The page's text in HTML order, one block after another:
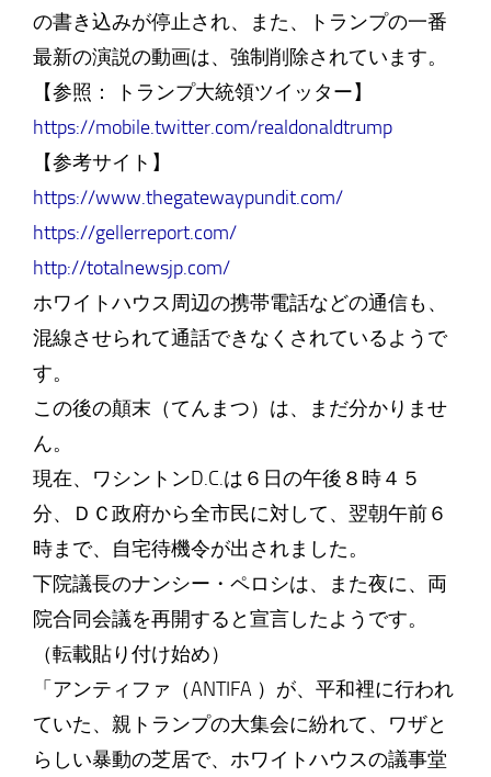
の書き込みが停止され、また、トランプの一番
最新の演説の動画は、強制削除されています。
【参照： トランプ大統領ツイッター】
https://mobile.twitter.com/realdonaldtrump
【参考サイト】
https://www.thegatewaypundit.com/
https://gellerreport.com/
http://totalnewsjp.com/
ホワイトハウス周辺の携帯電話などの通信も、
混線させられて通話できなくされているようで
す。
この後の顛末（てんまつ）は、まだ分かりませ
ん。
現在、ワシントンD.C.は６日の午後８時４５
分、ＤＣ政府から全市民に対して、翌朝午前６
時まで、自宅待機令が出されました。
下院議長のナンシー・ペロシは、また夜に、両
院合同会議を再開すると宣言したようです。
（転載貼り付け始め）
「アンティファ（ANTIFA ）が、平和裡に行われ
ていた、親トランプの大集会に紛れて、ワザと
らしい暴動の芝居で、ホワイトハウスの議事堂